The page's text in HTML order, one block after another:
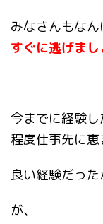
みなさんもな
すぐに逃げまし
今までに経験
程度仕事先に
良い経験だった
が、